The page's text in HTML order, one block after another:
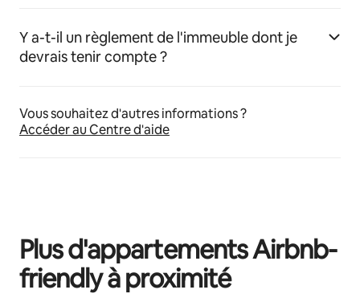
Y a-t-il un règlement de l'immeuble dont je
devrais tenir compte ?
Vous souhaitez d'autres informations ?
Accéder au Centre d'aide
Plus d'appartements Airbnb-
friendly à proximité